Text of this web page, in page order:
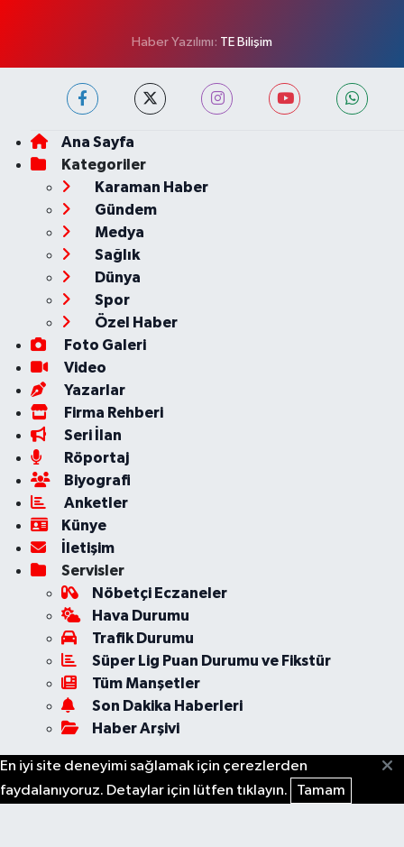
Haber Yazılımı: TE Bilişim
Ana Sayfa
Kategoriler
Karaman Haber
Gündem
Medya
Sağlık
Dünya
Spor
Özel Haber
Foto Galeri
Video
Yazarlar
Firma Rehberi
Seri İlan
Röportaj
Biyografi
Anketler
Künye
İletişim
Servisler
Nöbetçi Eczaneler
Hava Durumu
Trafik Durumu
Süper Lig Puan Durumu ve Fikstür
Tüm Manşetler
Son Dakika Haberleri
Haber Arşivi
En iyi site deneyimi sağlamak için çerezlerden
faydalanıyoruz. Detaylar için lütfen tıklayın.
Tamam